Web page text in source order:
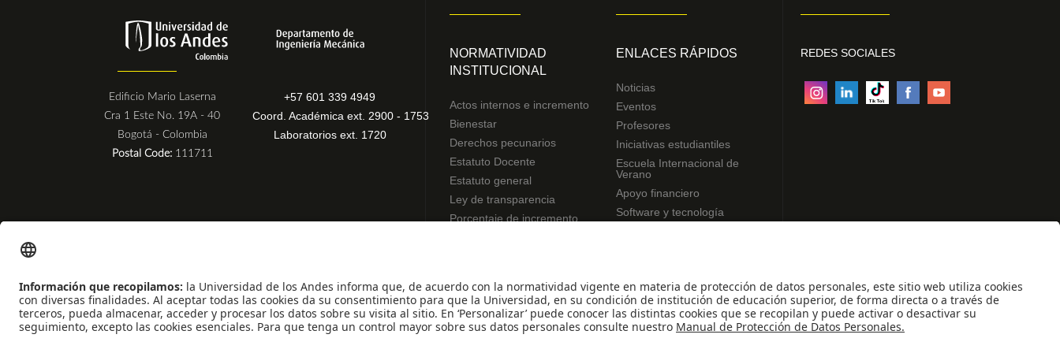
Edificio Mario Laserna
Cra 1 Este No. 19A - 40
Bogotá - Colombia
Postal Code: 111711
+57 601 339 4949
Coord. Académica ext. 2900 - 1753
Laboratorios ext. 1720
NORMATIVIDAD
INSTITUCIONAL
Actos internos e incremento
Bienestar
Derechos pecunarios
Estatuto Docente
Estatuto general
Ley de transparencia
Porcentaje de incremento
ENLACES RÁPIDOS
Noticias
Eventos
Profesores
Iniciativas estudiantiles
Escuela Internacional de
Verano
Apoyo financiero
Software y tecnología
REDES SOCIALES